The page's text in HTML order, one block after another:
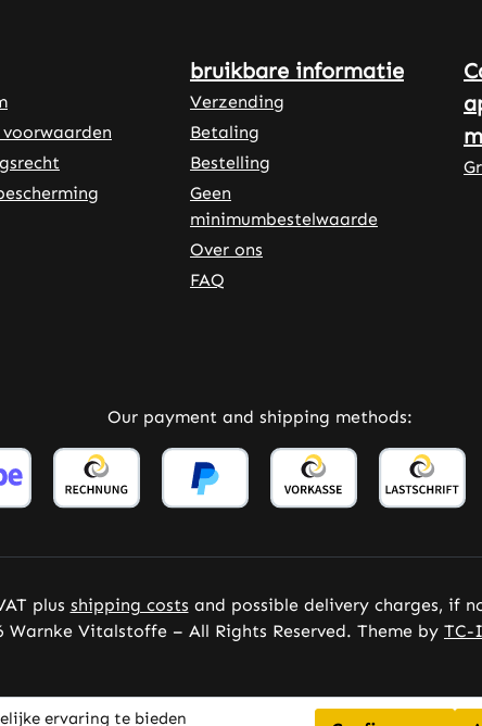
bruikbare informatie
Verzending
Betaling
Bestelling
Geen
minimumbestelwaarde
Over ons
FAQ
Our payment and shipping methods:
plus shipping costs and possible delivery charges, if
Warnke Vitalstoffe – All Rights Reserved. Theme by TC-
ervaring te bieden